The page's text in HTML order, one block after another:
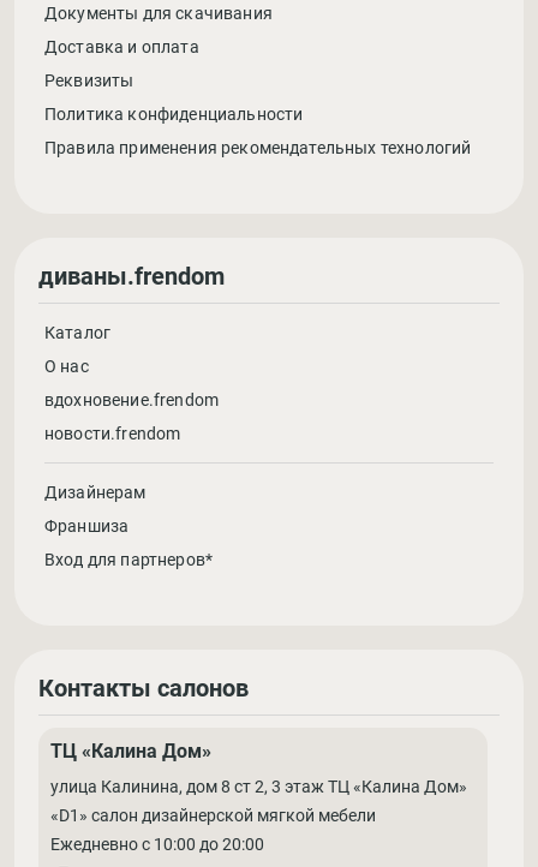
Документы для скачивания
Доставка и оплата
Реквизиты
Политика конфиденциальности
Правила применения рекомендательных технологий
диваны.frendom
Каталог
О нас
вдохновение.frendom
новости.frendom
Дизайнерам
Франшиза
Вход для партнеров*
Контакты салонов
ТЦ «Калина Дом»
улица Калинина, дом 8 ст 2, 3 этаж ТЦ «Калина Дом»
«D1» салон дизайнерской мягкой мебели
Ежедневно с 10:00 до 20:00